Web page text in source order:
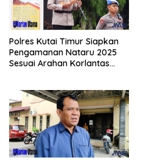
Polres Kutai Timur Siapkan
Pengamanan Nataru 2025
Sesuai Arahan Korlantas